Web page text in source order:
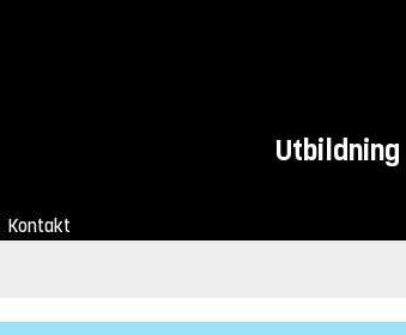
Utbildning
Kontakt